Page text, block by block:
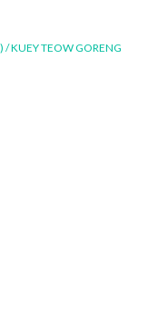
/ KUEY TEOW GORENG